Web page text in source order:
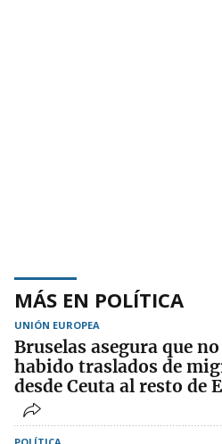
MÁS EN POLÍTICA
UNIÓN EUROPEA
Bruselas asegura que
habido traslados de
desde Ceuta al resto de